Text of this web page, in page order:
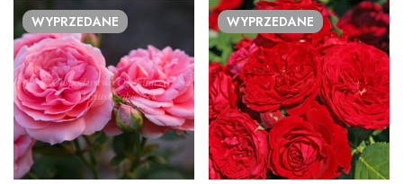
róże powstałe właśnie w tej szkółce zdobywają liczne
nagrody i uznania za swój nieskazitelny wygląd i doskonałą
zdrowotność.Każdego roku testuje się ponad 50 000
nowych krzyżówek róż ogrodowych w wyniku czego po
okresie próbnym trwającym od ośmiu do dziesięciu lat
powstają cztery do sześciu odmian nadających się do
sprzedaży.
WYPRZEDANE WYPRZEDANE